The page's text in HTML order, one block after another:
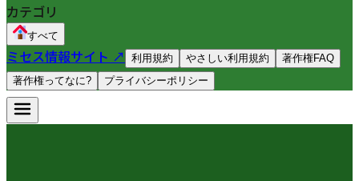
カテゴリ
すべて
ミセス情報サイト ↗ 利用規約 やさしい利用規約
著作権FAQ
著作権ってなに?
プライバシーポリシー